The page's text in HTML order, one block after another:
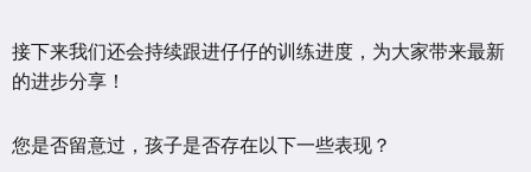
接下来我们还会持续跟进仔仔的训练进度，为大家带来最新
的进步分享！
您是否留意过，孩子是否存在以下一些表现？